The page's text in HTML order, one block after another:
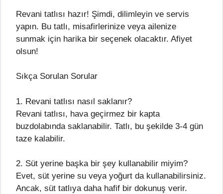
Revani tatlısı hazır! Şimdi, dilimleyin ve servis
yapın. Bu tatlı, misafirlerinize veya ailenize
sunmak için harika bir seçenek olacaktır. Afiyet
olsun!
Sıkça Sorulan Sorular
1. Revani tatlısı nasıl saklanır?
Revani tatlısı, hava geçirmez bir kapta
buzdolabında saklanabilir. Tatlı, bu şekilde 3-4 gün
taze kalabilir.
2. Süt yerine başka bir şey kullanabilir miyim?
Evet, süt yerine su veya yoğurt da kullanabilirsiniz.
Ancak, süt tatlıya daha hafif bir dokunuş verir.